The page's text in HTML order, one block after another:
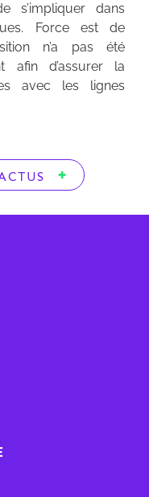
s’impliquer dans
Force est de
n’a pas été
afin d’assurer la
avec les lignes